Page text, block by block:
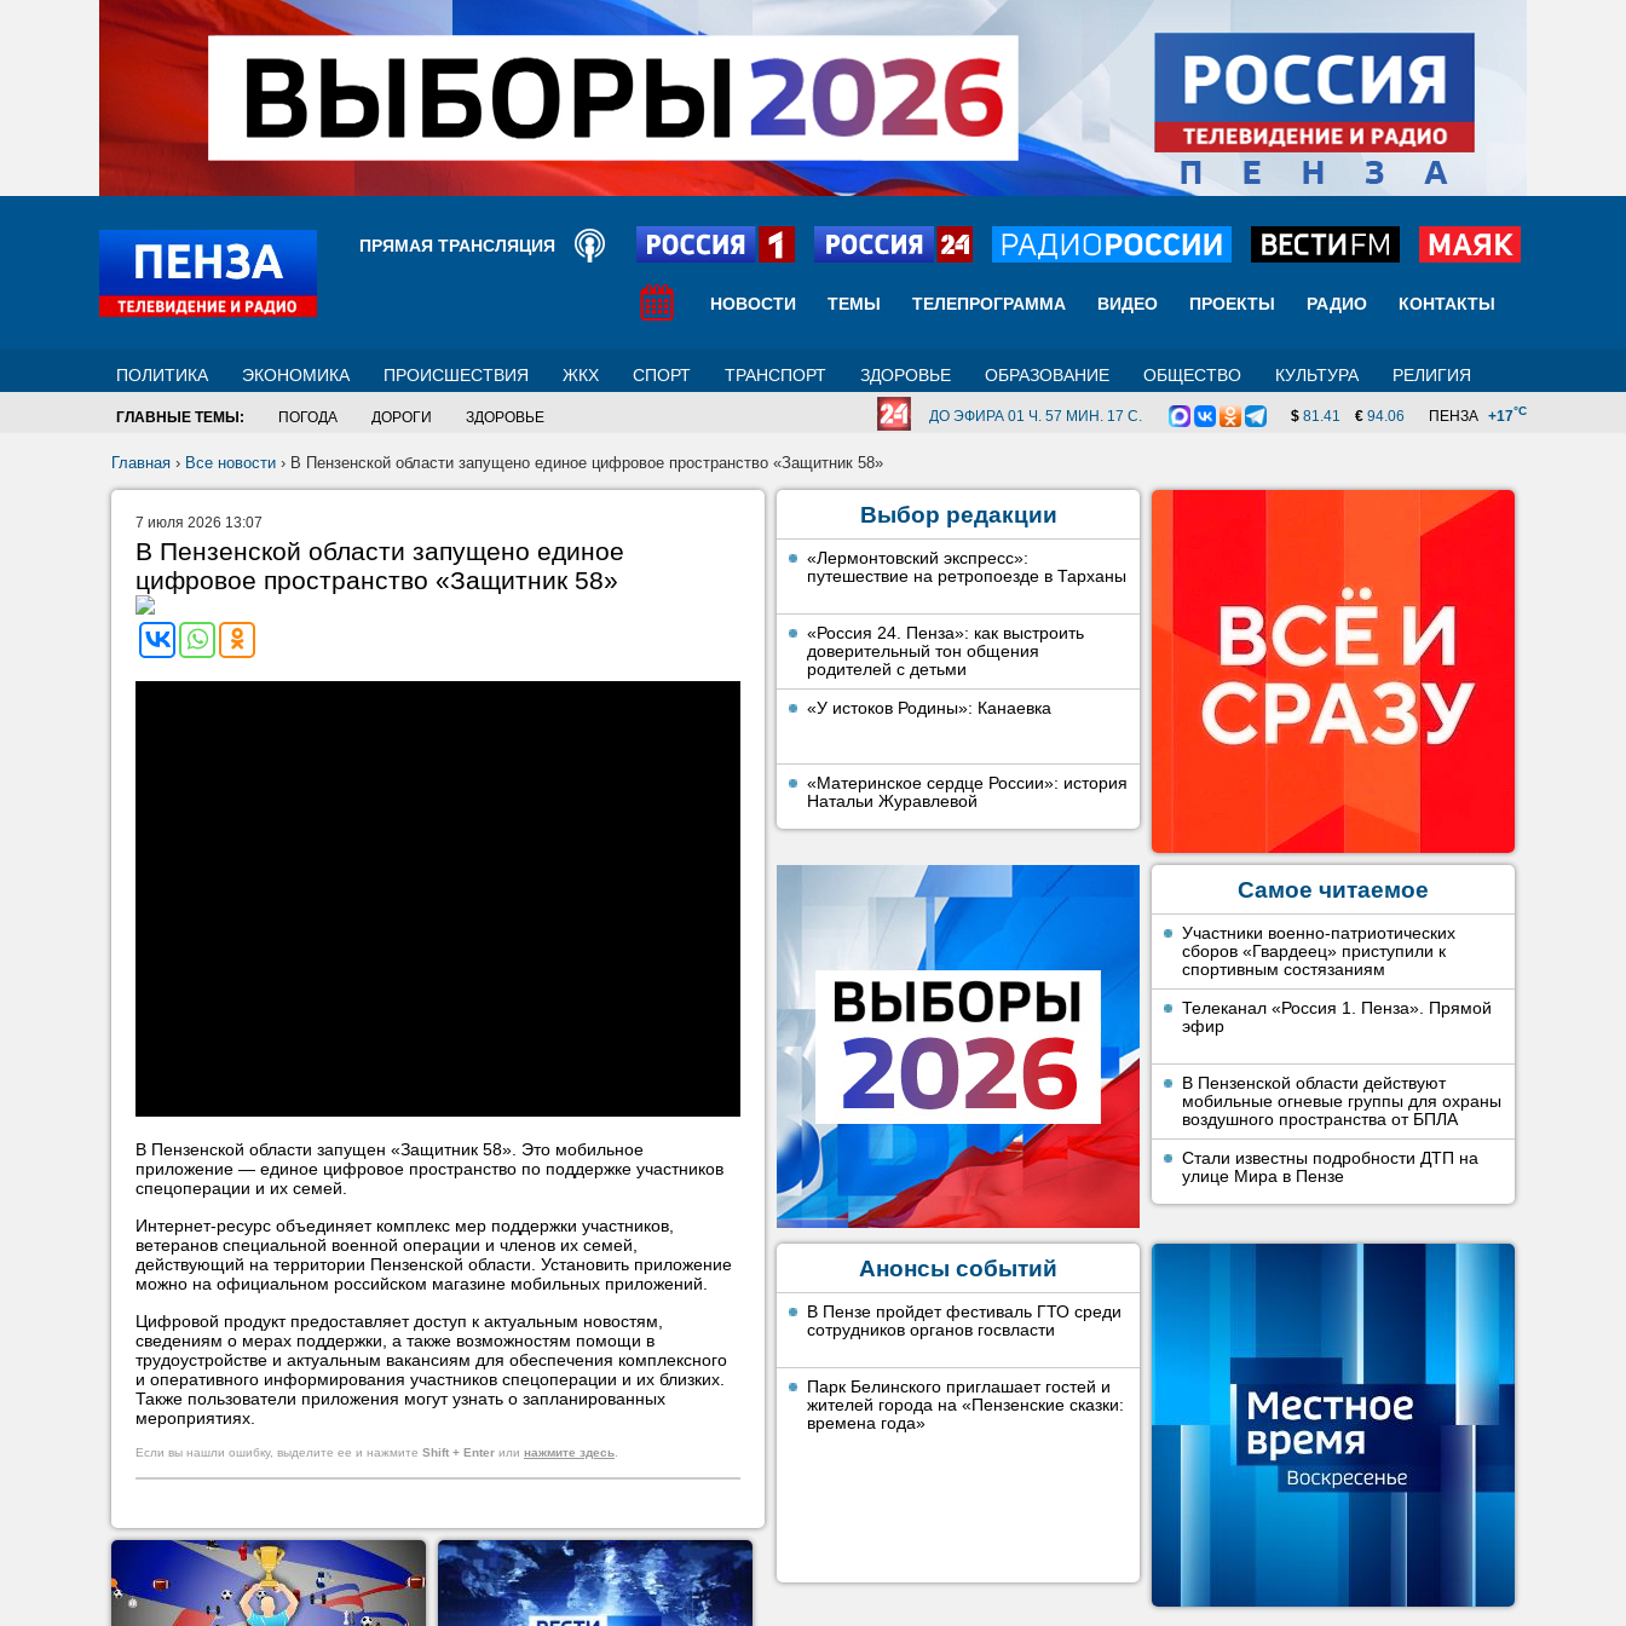
ПРЯМАЯ ТРАНСЛЯЦИЯ
НОВОСТИ ТЕМЫ ТЕЛЕПРОГРАММА ВИДЕО ПРОЕКТЫ РАДИО КОНТАКТЫ
ПОЛИТИКА ЭКОНОМИКА ПРОИСШЕСТВИЯ ЖКХ СПОРТ ТРАНСПОРТ ЗДОРОВЬЕ ОБРАЗОВАНИЕ ОБЩЕСТВО КУЛЬТУРА РЕЛИГИЯ
ГЛАВНЫЕ ТЕМЫ: ПОГОДА ДОРОГИ ЗДОРОВЬЕ ПЕНЗА +17°C
$ 81.41 € 94.06
ДО ЭФИРА 01 Ч. 57 МИН. 16 C.
Главная › Все новости › В Пензенской области запущено единое цифровое пространство «Защитник 58»
Выбор редакции
«Лермонтовский экспресс»:
путешествие на ретропоезде в Тарханы
«Россия 24. Пенза»: как выстроить
доверительный тон общения
родителей с детьми
«У истоков Родины»: Канаевка
«Материнское сердце России»: история
Натальи Журавлевой
Самое читаемое
Участники военно-патриотических
сборов «Гвардеец» приступили к
спортивным состязаниям
Телеканал «Россия 1. Пенза». Прямой
эфир
В Пензенской области действуют
мобильные огневые группы для охраны
воздушного пространства от БПЛА
Стали известны подробности ДТП на
улице Мира в Пензе
Анонсы событий
В Пензе пройдет фестиваль ГТО среди
сотрудников органов госвласти
Парк Белинского приглашает гостей и
жителей города на «Пензенские сказки:
времена года»
7 июля 2026 13:07
В Пензенской области запущено единое
цифровое пространство «Защитник 58»
В Пензенской области запущен «Защитник 58». Это мобильное
приложение — единое цифровое пространство по поддержке участников
спецоперации и их семей.
Интернет-ресурс объединяет комплекс мер поддержки участников,
ветеранов специальной военной операции и членов их семей,
действующий на территории Пензенской области. Установить приложение
можно на официальном российском магазине мобильных приложений.
Цифровой продукт предоставляет доступ к актуальным новостям,
сведениям о мерах поддержки, а также возможностям помощи в
трудоустройстве и актуальным вакансиям для обеспечения комплексного
и оперативного информирования участников спецоперации и их близких.
Также пользователи приложения могут узнать о запланированных
мероприятиях.
Если вы нашли ошибку, выделите ее и нажмите Shift + Enter или нажмите здесь